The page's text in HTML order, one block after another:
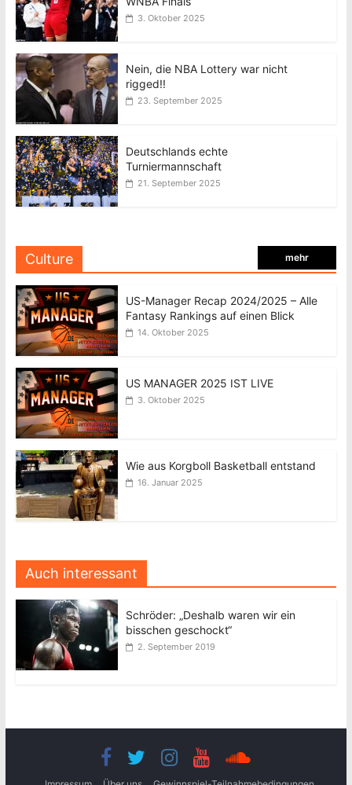
3. Oktober 2025
Nein, die NBA Lottery war nicht
rigged!!
23. September 2025
Deutschlands echte
Turniermannschaft
21. September 2025
Culture mehr
US-Manager Recap 2024/2025 – Alle
Fantasy Rankings auf einen Blick
14. Oktober 2025
US MANAGER 2025 IST LIVE
3. Oktober 2025
Wie aus Korgboll Basketball entstand
16. Januar 2025
Auch interessant
Schröder: „Deshalb waren wir ein
bisschen geschockt“
2. September 2019